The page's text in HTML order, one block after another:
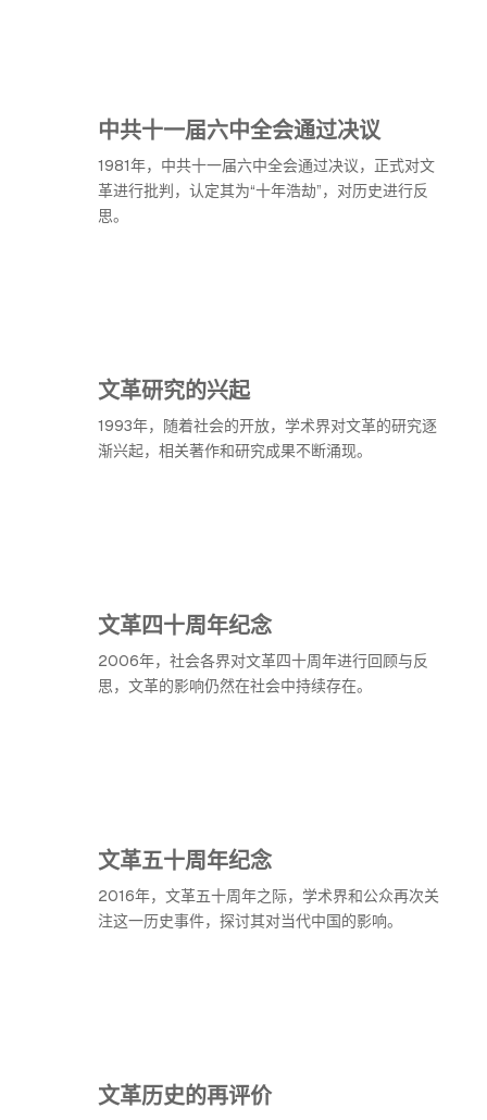
中共十一届六中全会通过决议
1981年，中共十一届六中全会通过决议，正式对文
革进行批判，认定其为“十年浩劫”，对历史进行反
思。
文革研究的兴起
1993年，随着社会的开放，学术界对文革的研究逐
渐兴起，相关著作和研究成果不断涌现。
文革四十周年纪念
2006年，社会各界对文革四十周年进行回顾与反
思，文革的影响仍然在社会中持续存在。
文革五十周年纪念
2016年，文革五十周年之际，学术界和公众再次关
注这一历史事件，探讨其对当代中国的影响。
文革历史的再评价